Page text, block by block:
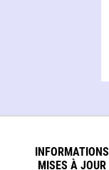
INFORMATIONS
MISES À JOUR